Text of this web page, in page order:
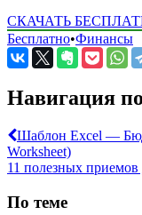
СКАЧАТЬ
Бесплатно•Финансы
Навигация
Шаблон Excel —
Worksheet)
11 полезных
По теме